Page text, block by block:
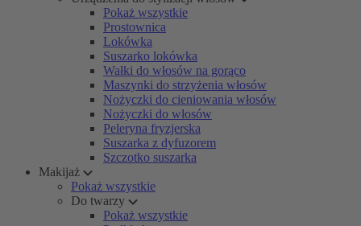
Pokaż wszystkie
Prostownica
Lokówka
Suszarko lokówka
Wałki do włosów na gorąco
Maszynki do strzyżenia włosów
Nożyczki do cieniowania włosów
Nożyczki do włosów
Peleryna fryzjerska
Suszarka z dyfuzorem
Szczotko suszarka
Makijaż
Pokaż wszystkie
Do twarzy
Pokaż wszystkie